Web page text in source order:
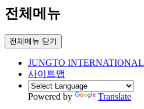
전체메뉴
전체메뉴 닫기
JUNGTO INTERNATIONAL
사이트맵
Powered by Translate